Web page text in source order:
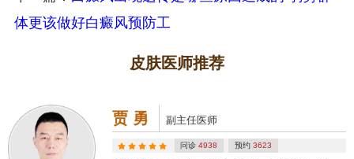
体更该做好白癜风预防工
皮肤医师推荐
贾 勇 副主任医师
问诊4938 预约 3623